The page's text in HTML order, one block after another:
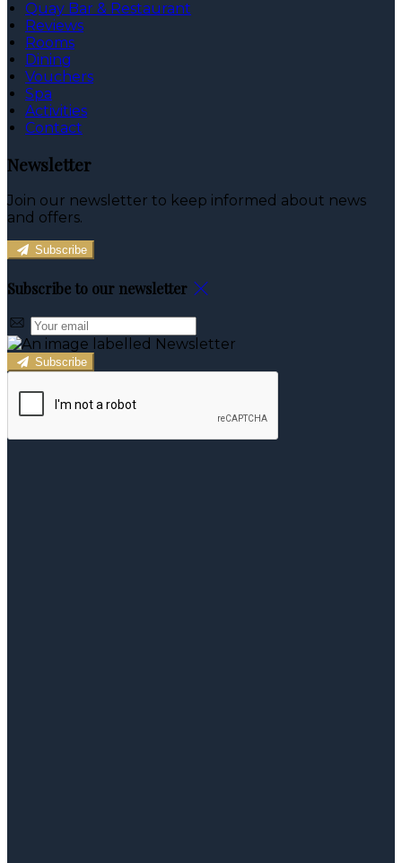
Quay Bar & Restaurant
Reviews
Rooms
Dining
Vouchers
Spa
Activities
Contact
Newsletter
Join our newsletter to keep informed about news
and offers.
Subscribe
Subscribe to our newsletter
Subscribe